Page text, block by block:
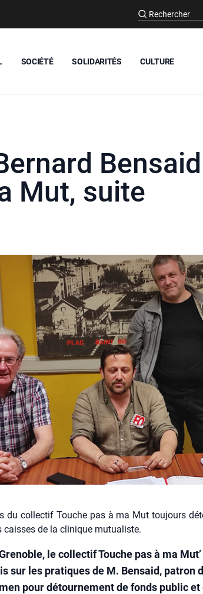
SOCIÉTÉ SOLIDARITÉS CULTURE
Mut, suite
du collectif Touche pas à ma Mut toujours
caisses de la clinique mutualiste.
le collectif Touche pas à ma
sur les pratiques de M. Bensaid, patron
pour détournement de fonds public